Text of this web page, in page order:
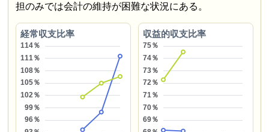
担のみでは会計の維持が困難な状況にある。
経常収支比率 収益的収支比率